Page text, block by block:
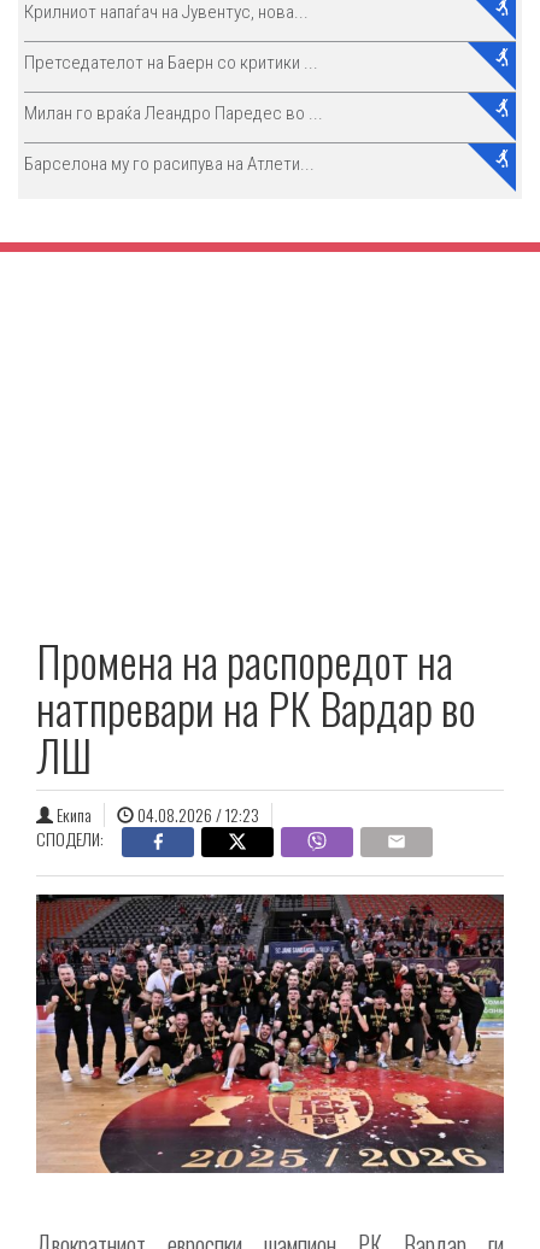
Крилниот напаѓач на Јувентус, нова...
Претседателот на Баерн со критики ...
Милан го враќа Леандро Паредес во ...
Барселона му го расипува на Атлети...
Промена на распоредот на
натпревари на РК Вардар во
ЛШ
Екипа
04.08.2026 / 12:23
СПОДЕЛИ: